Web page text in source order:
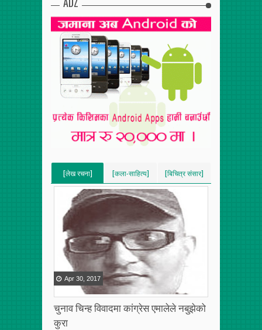
[लेख रचना]
[VERTICAL]
[RECENT][5]
[कला-साहित्य]
[VERTICAL]
[बिचित्र संसार]
[VERTICAL]
[RECENT][5]
चुनाव चिन्ह विवादमा कांग्रेस एमालेले नबुझेको
कुरा
Apr 30 2017